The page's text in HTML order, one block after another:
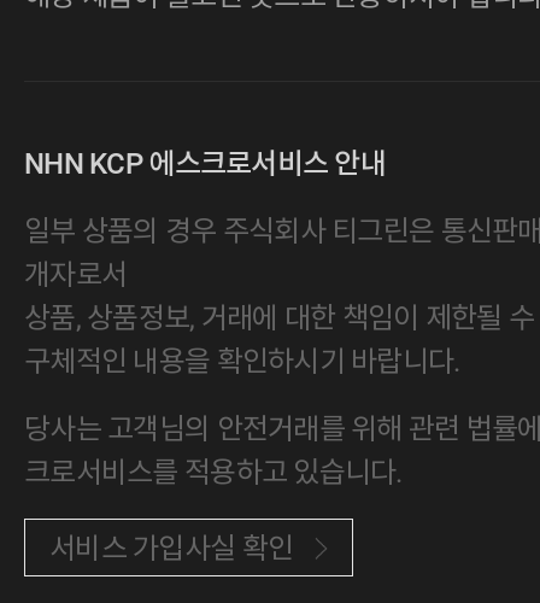
NHN KCP 에스크로서비스 안내
일부 상품의 경우 주식회사 티그린은 통신판
개자로서
상품, 상품정보, 거래에 대한 책임이 제한될
구체적인 내용을 확인하시기 바랍니다.
당사는 고객님의 안전거래를 위해 관련 법률
크로서비스를 적용하고 있습니다.
서비스 가입사실 확인